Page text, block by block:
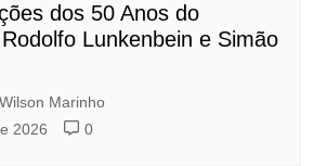
dos 50 Anos do
Lunkenbein e Simão
Marinho
2026
0